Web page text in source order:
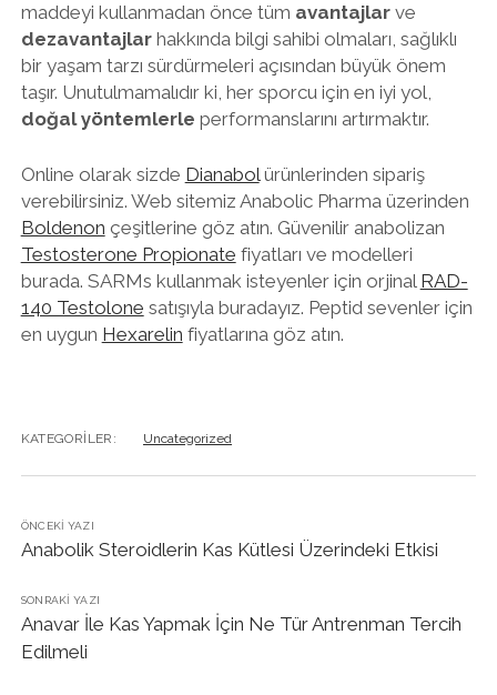
maddeyi kullanmadan önce tüm avantajlarve
dezavantajlarhakkında bilgi sahibi olmaları, sağlıklı
bir yaşam tarzı sürdürmeleri açısından büyük önem
taşır. Unutulmamalıdır ki, her sporcu için en iyi yol,
doğal yöntemlerle performanslarını artırmaktır.
Online olarak sizde Dianabolürünlerinden sipariş
verebilirsiniz. Web sitemiz Anabolic Pharma üzerinden
Boldenon çeşitlerine göz atın. Güvenilir anabolizan
Testosterone Propionate fiyatları ve modelleri
burada. SARMs kullanmak isteyenler için orjinal RAD-
140 Testolone satışıyla buradayız. Peptid sevenler için
en uygun Hexarelin fiyatlarına göz atın.
KATEGORILER: Uncategorized
ÖNCEKI YAZI
Anabolik Steroidlerin Kas Kütlesi Üzerindeki Etkisi
SONRAKI YAZI
Anavar İle Kas Yapmak İçin Ne Tür Antrenman Tercih
Edilmeli